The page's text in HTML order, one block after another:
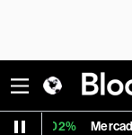
MercadoLibre